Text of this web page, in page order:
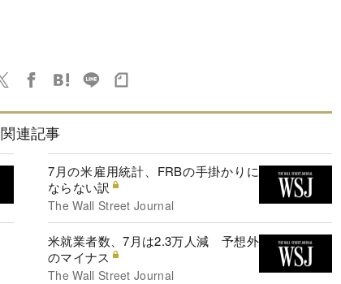
関連記事
7月の米雇用統計、FRBの手掛かりに
ならない訳
The Wall Street Journal
米就業者数、7月は2.3万人減 予想外
のマイナス
The Wall Street Journal